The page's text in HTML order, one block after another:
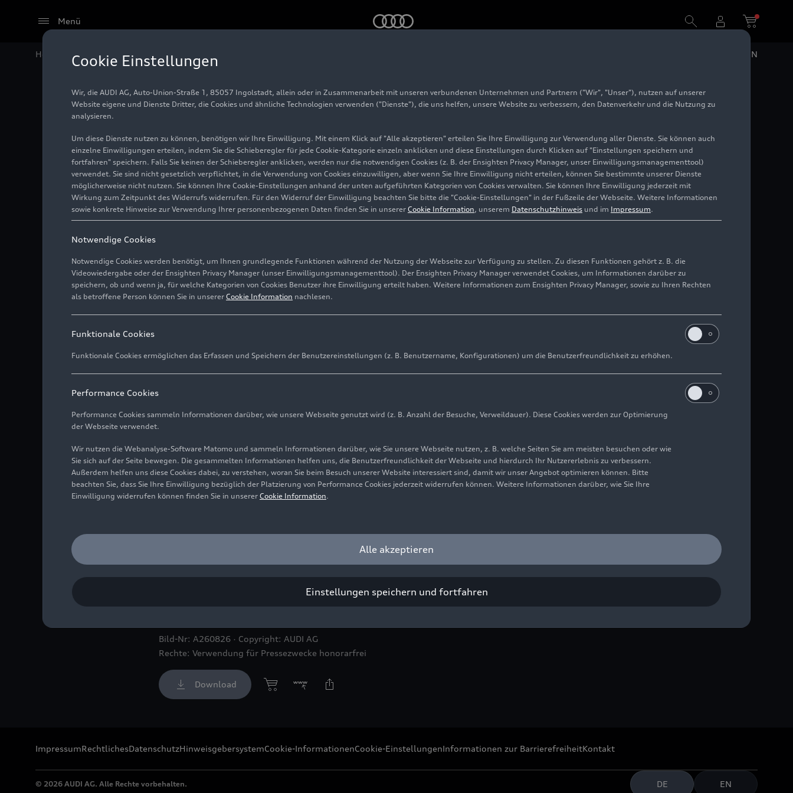
Menü
Home Audi Media Center Fotos EN
AudiRS 5: Premiere als Hot-Lap-
Auto bei der Formel 1
Foto 30.04.2026 Ingolstadt/Miami
feiert beim F1 Grand Prix in Miami seine Premiere als Fahrzeug für die F1® Pirelli Hot Laps im
Bild-Nr: A260826 · Copyright: AUDI AG
Rechte: Verwendung für Pressezwecke honorarfrei
Download
ImpressumRechtlichesDatenschutzHinweisgebersystemCookie-InformationenCookie-EinstellungenInformationen zur BarrierefreiheitKontakt
© 2026 AUDI AG. Alle Rechte vorbehalten. DE EN
Cookie Einstellungen
Wir, die AUDI AG, Auto-Union-Straße 1, 85057 Ingolstadt, allein oder in Zusammenarbeit mit unseren verbundenen Unternehmen und Partnern ("Wir", "Unser"), nutzen auf unserer
Website eigene und Dienste Dritter, die Cookies und ähnliche Technologien verwenden ("Dienste"), die uns helfen, unsere Website zu verbessern, den Datenverkehr und die Nutzung zu
analysieren.
Um diese Dienste nutzen zu können, benötigen wir Ihre Einwilligung. Mit einem Klick auf "Alle akzeptieren" erteilen Sie Ihre Einwilligung zur Verwendung aller Dienste. Sie können auch
einzelne Einwilligungen erteilen, indem Sie die Schieberegler für jede Cookie-Kategorie einzeln anklicken und diese Einstellungen durch Klicken auf "Einstellungen speichern und
fortfahren" speichern. Falls Sie keinen der Schieberegler anklicken, werden nur die notwendigen Cookies (z. B. der Ensighten Privacy Manager, unser Einwilligungsmanagementtool)
verwendet. Sie sind nicht gesetzlich verpflichtet, in die Verwendung von Cookies einzuwilligen, aber wenn Sie Ihre Einwilligung nicht erteilen, können Sie bestimmte unserer Dienste
möglicherweise nicht nutzen. Sie können Ihre Cookie-Einstellungen anhand der unten aufgeführten Kategorien von Cookies verwalten. Sie können Ihre Einwilligung jederzeit mit
Wirkung zum Zeitpunkt des Widerrufs widerrufen. Für den Widerruf der Einwilligung beachten Sie bitte die "Cookie-Einstellungen" in der Fußzeile der Webseite. Weitere Informationen
sowie konkrete Hinweise zur Verwendung Ihrer personenbezogenen Daten finden Sie in unserer Cookie Information, unserem Datenschutzhinweis und im Impressum.
Notwendige Cookies
Notwendige Cookies werden benötigt, um Ihnen grundlegende Funktionen während der Nutzung der Webseite zur Verfügung zu stellen. Zu diesen Funktionen gehört z. B. die
Videowiedergabe oder der Ensighten Privacy Manager (unser Einwilligungsmanagementtool). Der Ensighten Privacy Manager verwendet Cookies, um Informationen darüber zu
speichern, ob und wenn ja, für welche Kategorien von Cookies Benutzer ihre Einwilligung erteilt haben. Weitere Informationen zum Ensighten Privacy Manager, sowie zu Ihren Rechten
als betroffene Person können Sie in unserer Cookie Information nachlesen.
Funktionale Cookies
Funktionale Cookies ermöglichen das Erfassen und Speichern der Benutzereinstellungen (z. B. Benutzername, Konfigurationen) um die Benutzerfreundlichkeit zu erhöhen.
Performance Cookies
Performance Cookies sammeln Informationen darüber, wie unsere Webseite genutzt wird (z. B. Anzahl der Besuche, Verweildauer). Diese Cookies werden zur Optimierung
der Webseite verwendet.
Wir nutzen die Webanalyse-Software Matomo und sammeln Informationen darüber, wie Sie unsere Webseite nutzen, z. B. welche Seiten Sie am meisten besuchen oder wie
Sie sich auf der Seite bewegen. Die gesammelten Informationen helfen uns, die Benutzerfreundlichkeit der Webseite und hierdurch Ihr Nutzererlebnis zu verbessern.
Außerdem helfen uns diese Cookies dabei, zu verstehen, woran Sie beim Besuch unserer Website interessiert sind, damit wir unser Angebot optimieren können. Bitte
beachten Sie, dass Sie Ihre Einwilligung bezüglich der Platzierung von Performance Cookies jederzeit widerrufen können. Weitere Informationen darüber, wie Sie Ihre
Einwilligung widerrufen können finden Sie in unserer Cookie Information.
Alle akzeptieren
Einstellungen speichern und fortfahren